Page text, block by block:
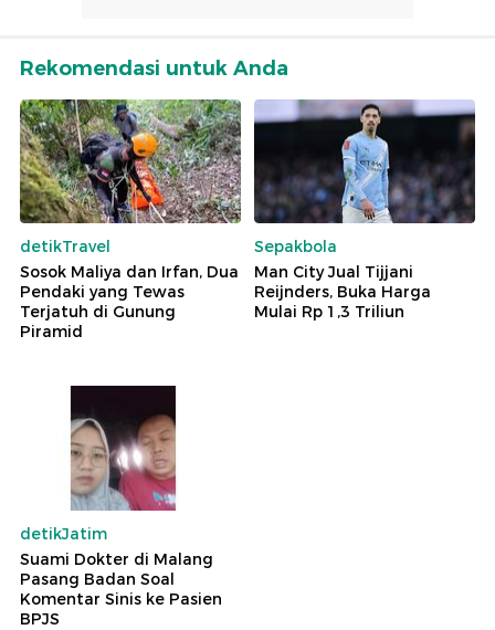
Rekomendasi untuk Anda
detikTravel
Sosok Maliya dan Irfan, Dua
Pendaki yang Tewas
Terjatuh di Gunung
Piramid
Sepakbola
Man City Jual Tijjani
Reijnders, Buka Harga
Mulai Rp 1,3 Triliun
detikJatim
Suami Dokter di Malang
Pasang Badan Soal
Komentar Sinis ke Pasien
BPJS